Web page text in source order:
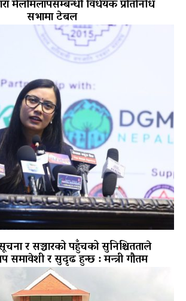
मेलमिलापसम्बन्धी विधेयक प्रतिनिधि
सभामा टेबल
र सञ्चारको पहुँचको सुनिश्चितताले
समावेशी र सुदृढ हुन्छ : मन्त्री गौतम